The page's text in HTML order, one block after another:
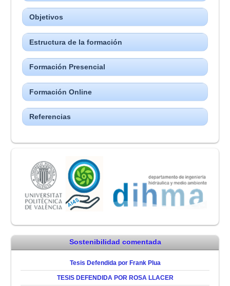
Objetivos
Estructura de la formación
Formación Presencial
Formación Online
Referencias
Sostenibilidad comentada
Tesis Defendida por Frank Plua
TESIS DEFENDIDA POR ROSA LLACER